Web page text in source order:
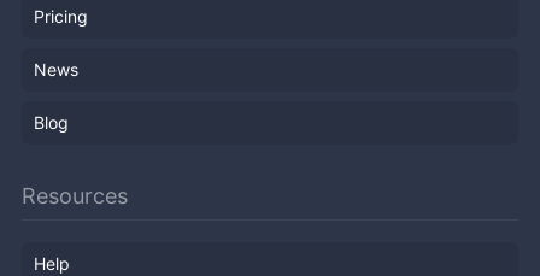
Pricing
News
Blog
Resources
Help